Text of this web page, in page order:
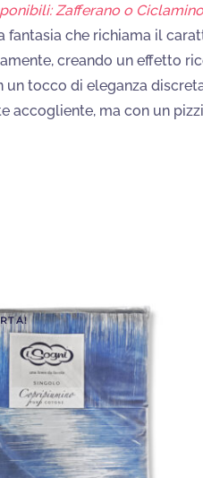
Zafferano o Ciclamino
che richiama il
creando un effetto
tocco di eleganza
accogliente, ma con un